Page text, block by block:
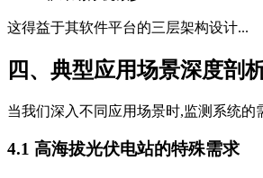
这得益于其软件平台的三层架构设计...
四、典型应用场景深度剖
当我们深入不同应用场景时,监测系统的
4.1 高海拔光伏电站的特殊需求